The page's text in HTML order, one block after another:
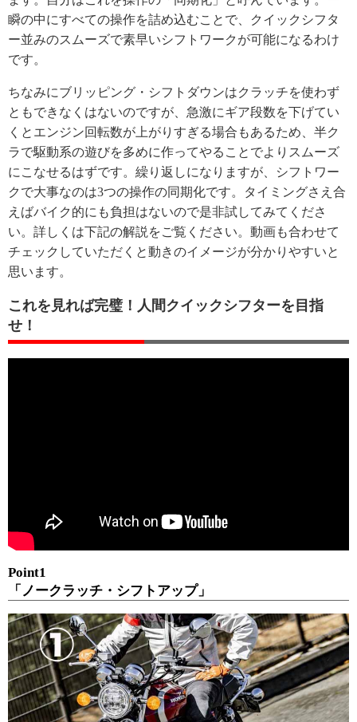
瞬の中にすべての操作を詰め込むことで、クイックシフタ
ー並みのスムーズで素早いシフトワークが可能になるわけ
です。
ちなみにブリッピング・シフトダウンはクラッチを使わず
ともできなくはないのですが、急激にギア段数を下げてい
くとエンジン回転数が上がりすぎる場合もあるため、半ク
ラで駆動系の遊びを多めに作ってやることでよりスムーズ
にこなせるはずです。繰り返しになりますが、シフトワー
クで大事なのは3つの操作の同期化です。タイミングさえ合
えばバイク的にも負担はないので是非試してみてくださ
い。詳しくは下記の解説をご覧ください。動画も合わせて
チェックしていただくと動きのイメージが分かりやすいと
思います。
これを見れば完璧！人間クイックシフターを目指
せ！
Point1
「ノークラッチ・シフトアップ」